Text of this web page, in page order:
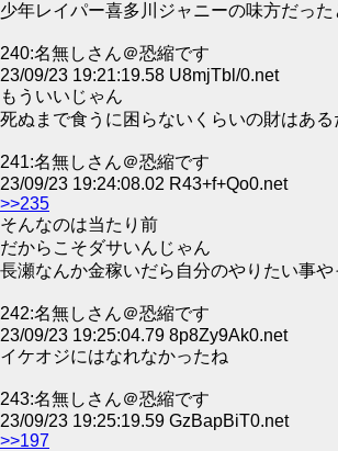
少年レイパー喜多川ジャニーの味方だっ
240:名無しさん＠恐縮です
23/09/23 19:21:19.58 U8mjTbl/0.net
もういいじゃん
死ぬまで食うに困らないくらいの財はある
241:名無しさん＠恐縮です
23/09/23 19:24:08.02 R43+f+Qo0.net
>>235
そんなのは当たり前
だからこそダサいんじゃん
長瀬なんか金稼いだら自分のやりたい事
242:名無しさん＠恐縮です
23/09/23 19:25:04.79 8p8Zy9Ak0.net
イケオジにはなれなかったね
243:名無しさん＠恐縮です
23/09/23 19:25:19.59 GzBapBiT0.net
>>197